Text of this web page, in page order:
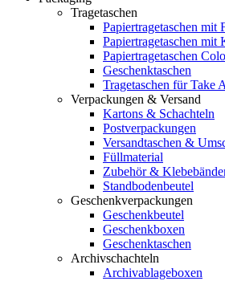
Tragetaschen
Papiertragetaschen mit
Papiertragetaschen mit
Papiertragetaschen
Geschenktaschen
Tragetaschen für Take
Verpackungen & Versand
Kartons & Schachteln
Postverpackungen
Versandtaschen &
Füllmaterial
Zubehör &
Standbodenbeutel
Geschenkverpackungen
Geschenkbeutel
Geschenkboxen
Geschenktaschen
Archivschachteln
Archivablageboxen